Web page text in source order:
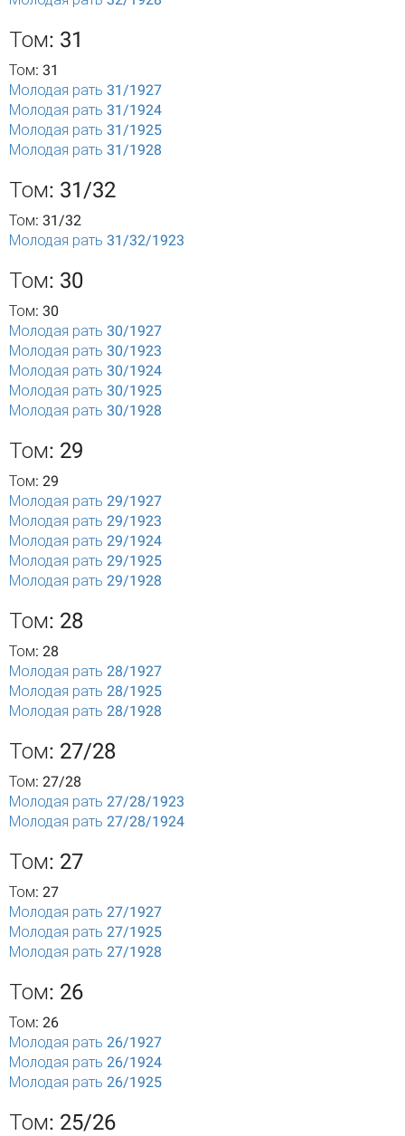
Том: 31
Том: 31
Молодая рать 31/1927
Молодая рать 31/1924
Молодая рать 31/1925
Молодая рать 31/1928
Том: 31/32
Том: 31/32
Молодая рать 31/32/1923
Том: 30
Том: 30
Молодая рать 30/1927
Молодая рать 30/1923
Молодая рать 30/1924
Молодая рать 30/1925
Молодая рать 30/1928
Том: 29
Том: 29
Молодая рать 29/1927
Молодая рать 29/1923
Молодая рать 29/1924
Молодая рать 29/1925
Молодая рать 29/1928
Том: 28
Том: 28
Молодая рать 28/1927
Молодая рать 28/1925
Молодая рать 28/1928
Том: 27/28
Том: 27/28
Молодая рать 27/28/1923
Молодая рать 27/28/1924
Том: 27
Том: 27
Молодая рать 27/1927
Молодая рать 27/1925
Молодая рать 27/1928
Том: 26
Том: 26
Молодая рать 26/1927
Молодая рать 26/1924
Молодая рать 26/1925
Том: 25/26